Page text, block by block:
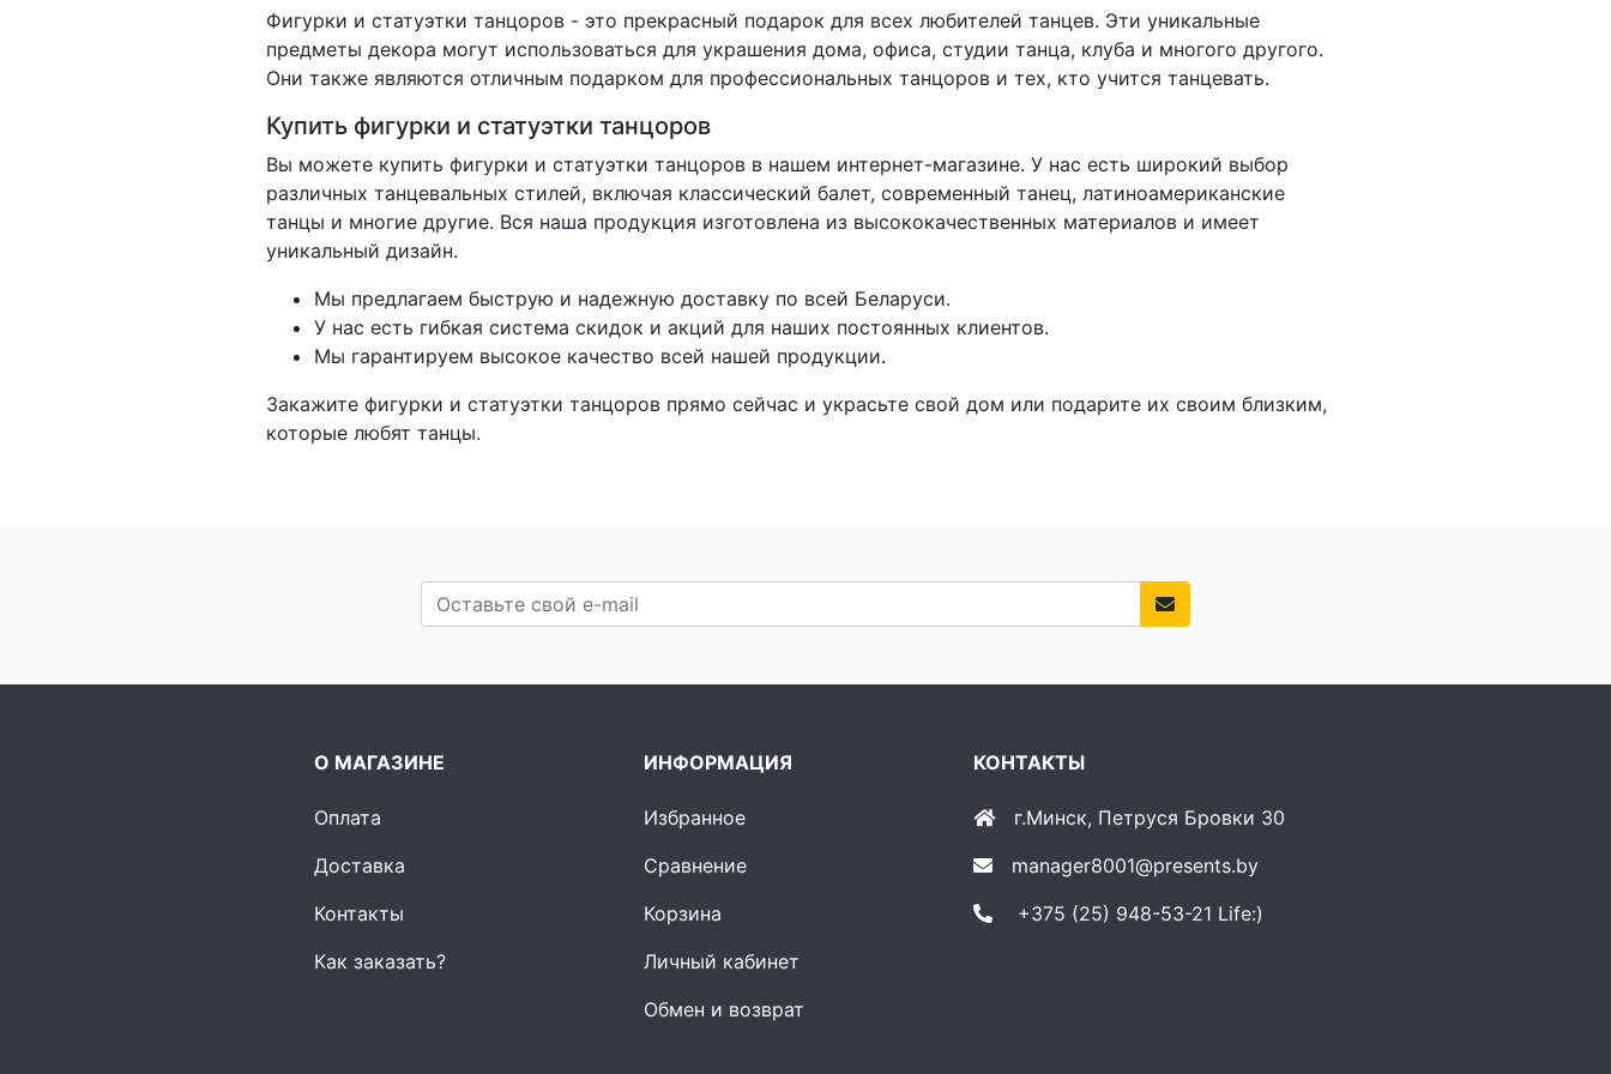
Фигурки и статуэтки танцоров - это прекрасный подарок для всех любителей танцев. Эти уникальные
предметы декора могут использоваться для украшения дома, офиса, студии танца, клуба и многого другого.
Они также являются отличным подарком для профессиональных танцоров и тех, кто учится танцевать.
Купить фигурки и статуэтки танцоров
Вы можете купить фигурки и статуэтки танцоров в нашем интернет-магазине. У нас есть широкий выбор
различных танцевальных стилей, включая классический балет, современный танец, латиноамериканские
танцы и многие другие. Вся наша продукция изготовлена из высококачественных материалов и имеет
уникальный дизайн.
Мы предлагаем быструю и надежную доставку по всей Беларуси.
У нас есть гибкая система скидок и акций для наших постоянных клиентов.
Мы гарантируем высокое качество всей нашей продукции.
Закажите фигурки и статуэтки танцоров прямо сейчас и украсьте свой дом или подарите их своим близким,
которые любят танцы.
О МАГАЗИНЕ
Оплата
Доставка
Контакты
Как заказать?
ИНФОРМАЦИЯ
Избранное
Сравнение
Корзина
Личный кабинет
Обмен и возврат
КОНТАКТЫ
г.Минск, Петруся Бровки 30
manager8001@presents.by
+375 (25) 948-53-21 Life:)